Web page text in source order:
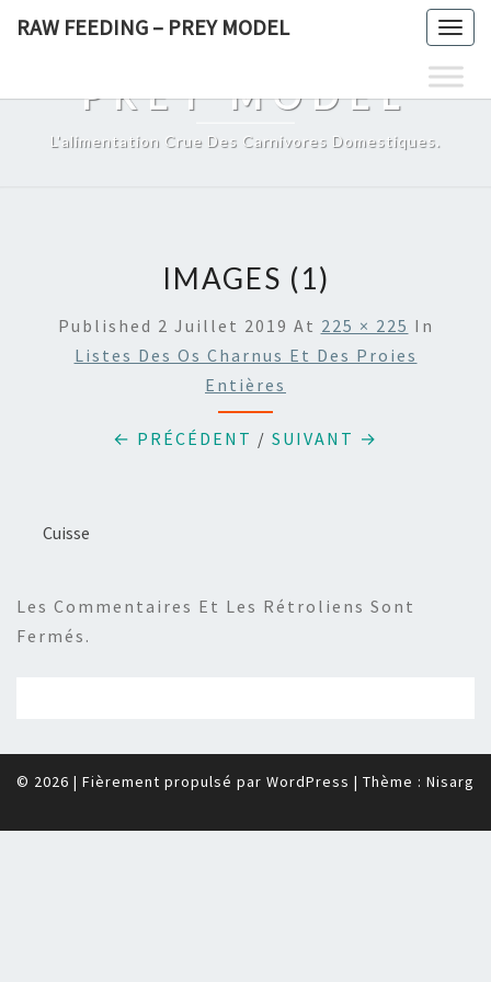
RAW FEEDING – PREY MODEL
RAW FEEDING –
PREY MODEL
L'alimentation Crue Des Carnivores Domestiques.
IMAGES (1)
Published 2 Juillet 2019 At 225 × 225 In
Listes Des Os Charnus Et Des Proies
Entières
← PRÉCÉDENT / SUIVANT →
Cuisse
Les Commentaires Et Les Rétroliens Sont
Fermés.
© 2026 | Fièrement propulsé par WordPress | Thème : Nisarg